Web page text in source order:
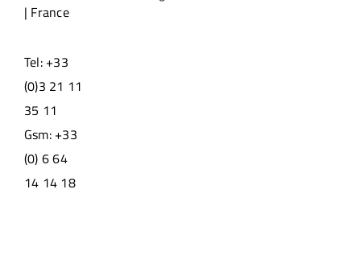
| France
Tel: +33
(0)3 21 11
35 11
Gsm: +33
(0) 6 64
14 14 18